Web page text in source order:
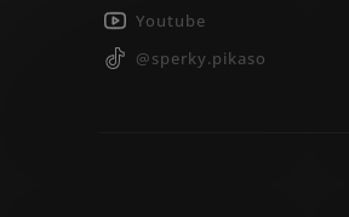
Youtube
@sperky.pikaso